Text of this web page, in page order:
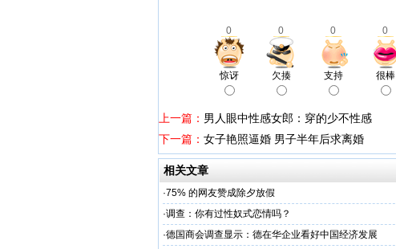
0 0 0 0
惊讶 欠揍 支持 很棒
上一篇： 男人眼中性感女郎：穿的少不性感
下一篇： 女子艳照逼婚 男子半年后求离婚
相关文章
·75% 的网友赞成除夕放假
·调查：你有过性奴式恋情吗？
·德国商会调查显示：德在华企业看好中国经济发展